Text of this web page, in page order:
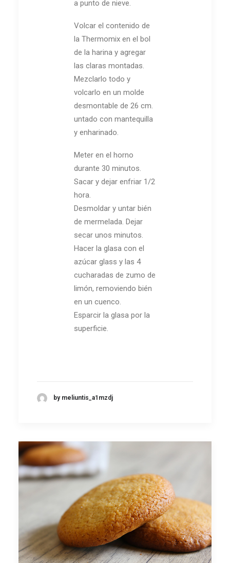
a punto de nieve.
Volcar el contenido de
la Thermomix en el bol
de la harina y agregar
las claras montadas.
Mezclarlo todo y
volcarlo en un molde
desmontable de 26 cm.
untado con mantequilla
y enharinado.
Meter en el horno
durante 30 minutos.
Sacar y dejar enfriar 1/2
hora.
Desmoldar y untar bién
de mermelada. Dejar
secar unos minutos.
Hacer la glasa con el
azúcar glass y las 4
cucharadas de zumo de
limón, removiendo bién
en un cuenco.
Esparcir la glasa por la
superficie.
by meliuntis_a1mzdj